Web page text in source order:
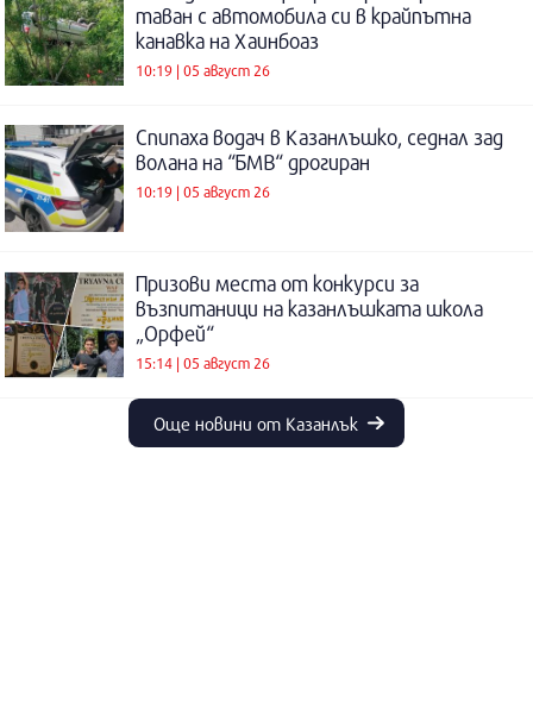
таван с автомобила си в крайпътна
канавка на Хаинбоаз
10:19 | 05 август 26
Спипаха водач в Казанлъшко, седнал зад
волана на “БМВ“ дрогиран
10:19 | 05 август 26
Призови места от конкурси за
възпитаници на казанлъшката школа
„Орфей“
15:14 | 05 август 26
Още новини от Казанлък